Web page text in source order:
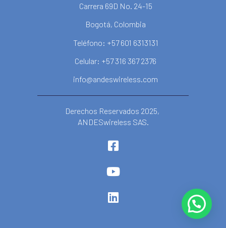
Carrera 69D No. 24-15
Bogotá, Colombia
Teléfono: +57 601 6313131
Celular: +57 316 367 2376
info@andeswireless.com
Derechos Reservados 2025,
ANDESwireless SAS.